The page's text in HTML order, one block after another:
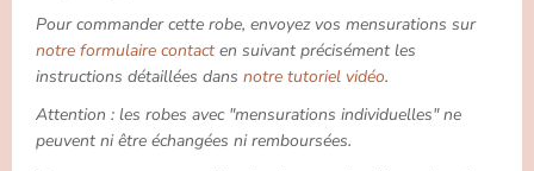
Pour commander cette robe, envoyez vos mensurations sur
notre formulaire contact en suivant précisément les
instructions détaillées dans notre tutoriel vidéo.
Attention : les robes avec "mensurations individuelles" ne
peuvent ni être échangées ni remboursées.